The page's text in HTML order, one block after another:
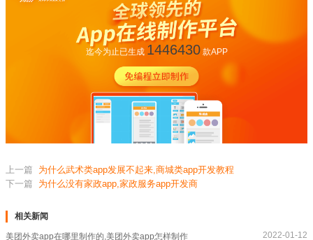
迄今为止已生成 1446430款APP
上一篇
为什么武术类app发展不起来,商城类app开发教程
下一篇
为什么没有家政app,家政服务app开发商
相关新闻
美团外卖app在哪里制作的,美团外卖app怎样制作 2022-01-12